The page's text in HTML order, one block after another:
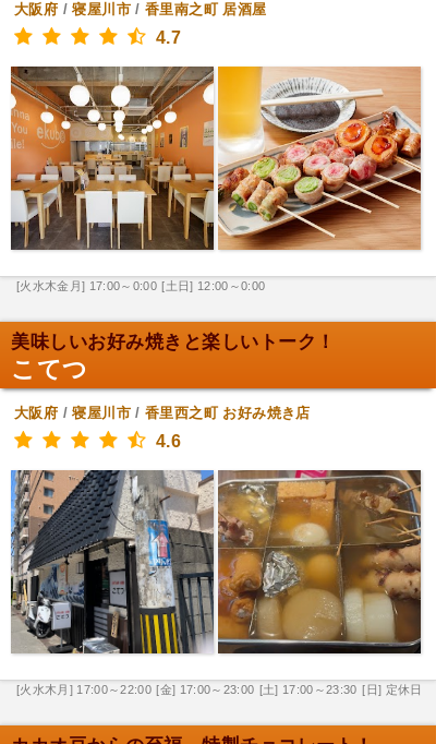
大阪府 /寝屋川市/香里南之町 居酒屋
4.7
[火水木金月] 17:00～0:00 [土日] 12:00～0:00
美味しいお好み焼きと楽しいトーク！
こてつ
大阪府 /寝屋川市/香里西之町 お好み焼き店
4.6
[火水木月] 17:00～22:00 [金] 17:00～23:00 [土] 17:00～23:30 [日] 定休日